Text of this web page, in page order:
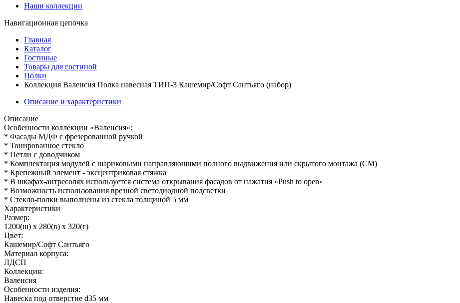
Наши коллекции
Навигационная цепочка
Главная
Каталог
Гостиные
Товары для гостиной
Полки
Коллекция Валенсия Полка навесная ТИП-3 Кашемир/Софт Сантьяго (набор)
Описание и характеристики
Описание
Особенности коллекции «Валенсия»:
* Фасады МДФ с фрезерованной ручкой
* Тонированное стекло
* Петли с доводчиком
* Комплектация модулей с шариковыми направляющими полного выдвижения или скрытого монтажа (СМ)
* Крепежный элемент - эксцентриковая стяжка
* В шкафах-антресолях используется система открывания фасадов от нажатия «Push to open»
* Возможность использования врезной светодиодной подсветки
* Стекло-полки выполнены из стекла толщиной 5 мм
Характеристики
Размер:
1200(ш) x 280(в) x 320(г)
Цвет:
Кашемир/Софт Сантьяго
Материал корпуса:
ЛДСП
Коллекция:
Валенсия
Особенности изделия:
Навеска под отверстие d35 мм